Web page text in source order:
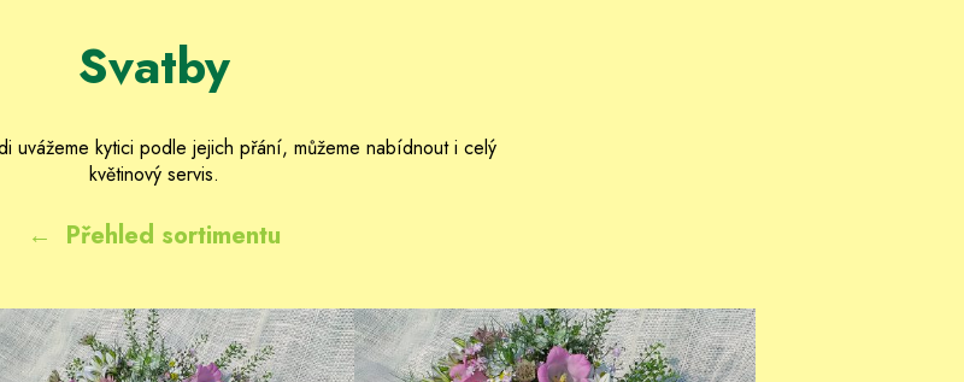
Svatby
uvážeme kytici podle jejich přání, můžeme nabídnout i celý
květinový servis.
← Přehled sortimentu